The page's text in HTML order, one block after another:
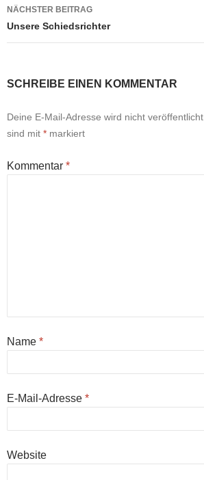
NÄCHSTER BEITRAG
Unsere Schiedsrichter
SCHREIBE EINEN KOMMENTAR
Deine E-Mail-Adresse wird nicht veröffentlicht.
sind mit * markiert
Kommentar *
Name *
E-Mail-Adresse *
Website